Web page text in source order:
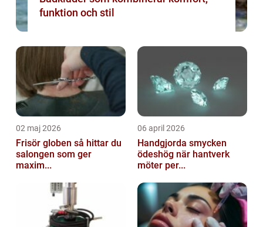
funktion och stil
02 maj 2026
Frisör globen så hittar du
salongen som ger
maxim...
06 april 2026
Handgjorda smycken
ödeshög när hantverk
möter per...